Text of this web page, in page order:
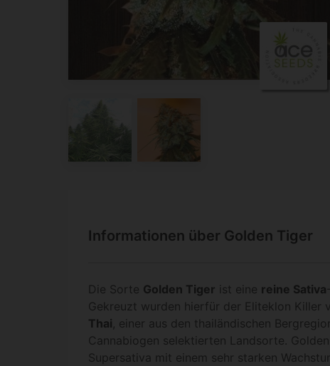
Informationen über Golden Tiger
Die Sorte Golden Tiger ist eine reine Sativa
Gekreuzt wurden hierfür der Eliteklon Killer
Thai , einer aus den thailändischen
Cannabiogen selektierten Landsorte.
Supersativa mit einem sehr starken